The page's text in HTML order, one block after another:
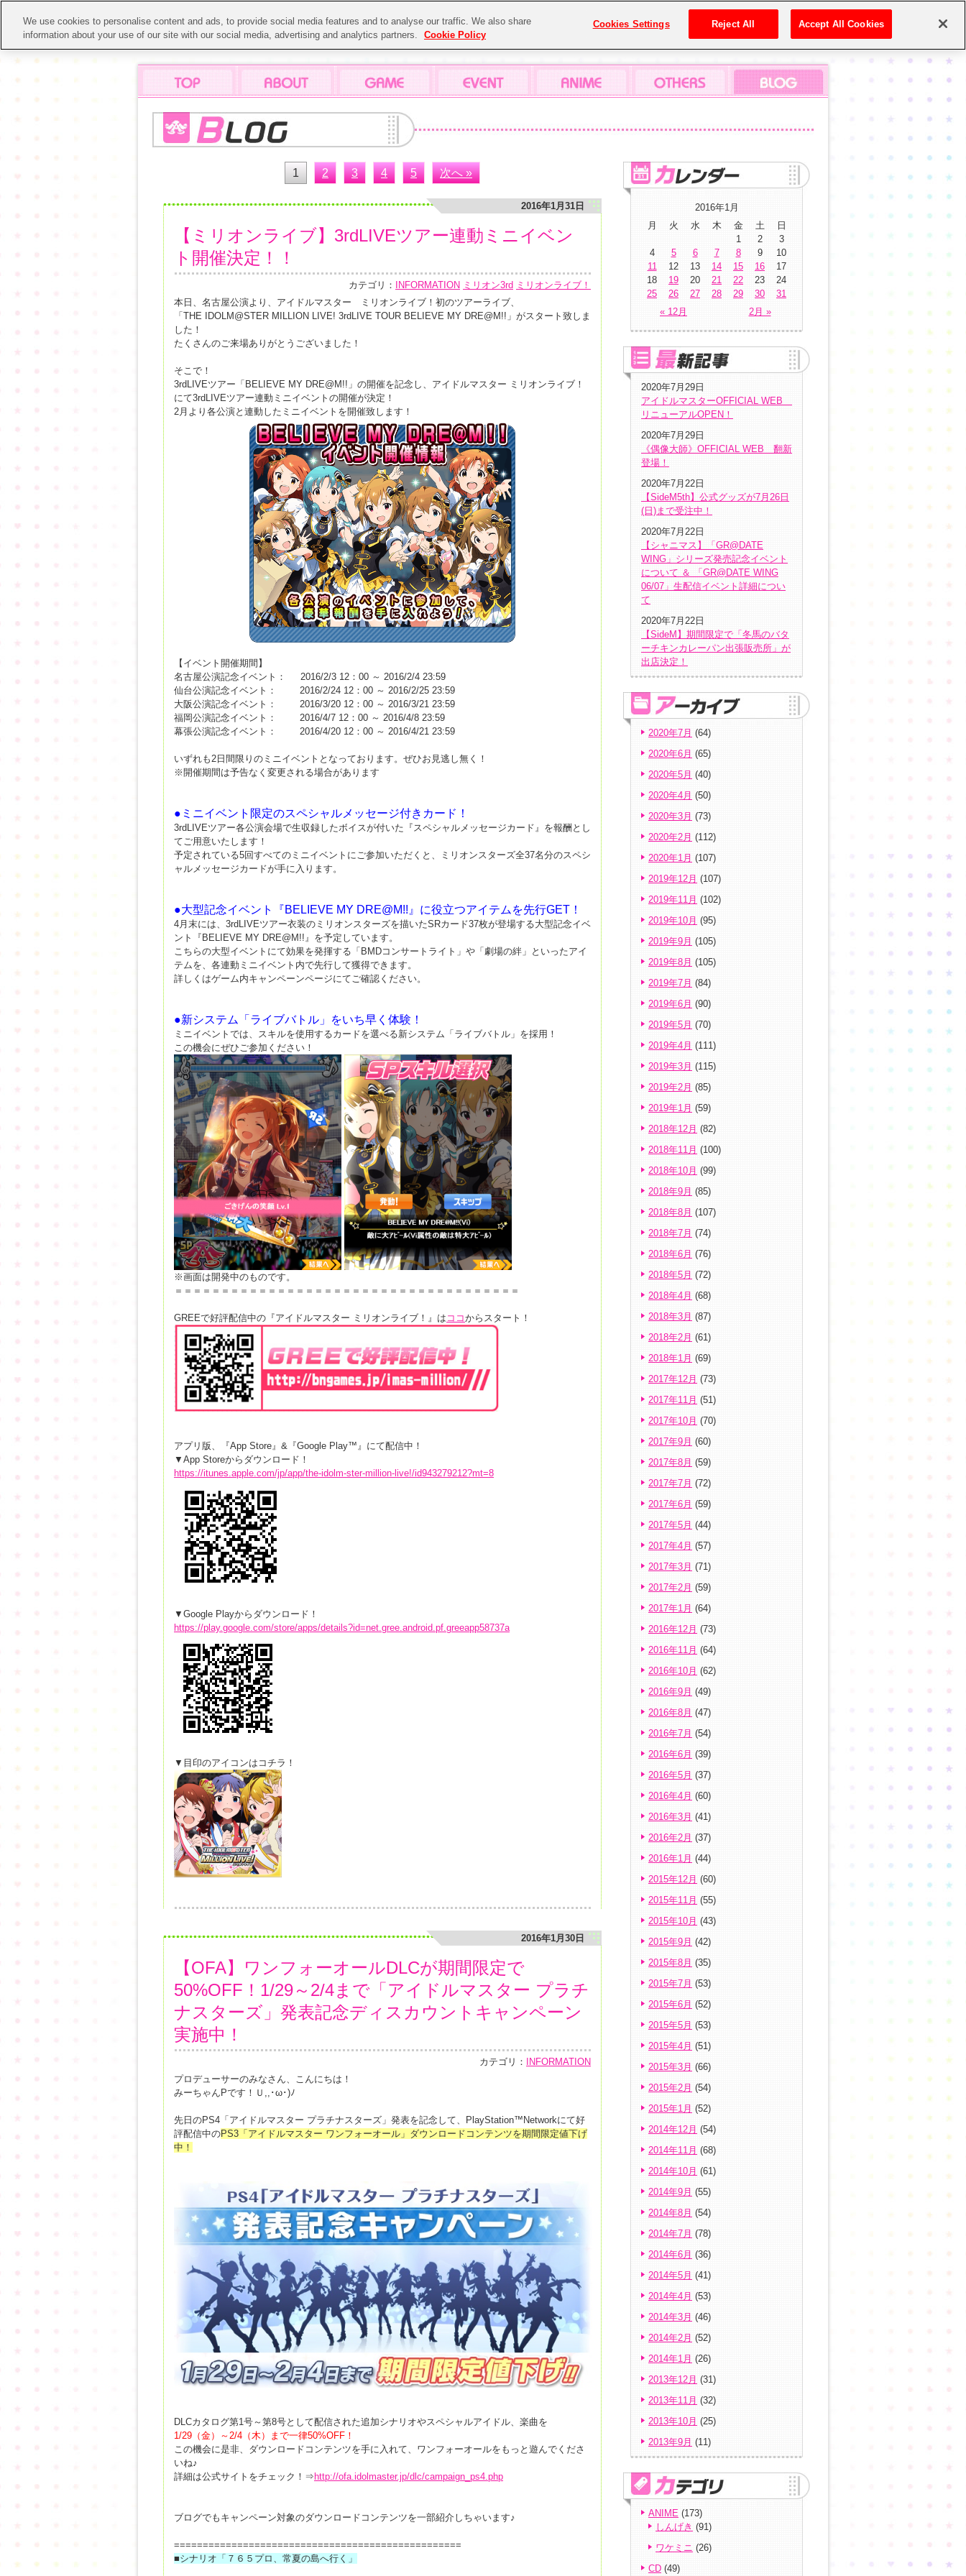
1 2 3 4 5 次へ »
2016年1月31日
【ミリオンライブ】3rdLIVEツアー連動ミニイベン
ト開催決定！！
カテゴリ： INFORMATION ミリオン3rd ミリオンライブ！
本日、名古屋公演より、アイドルマスター ミリオンライブ！初のツアーライブ、
「THE IDOLM@STER MILLION LIVE! 3rdLIVE TOUR BELIEVE MY DRE@M!!」がスタート致しま
した！
たくさんのご来場ありがとうございました！
そこで！
3rdLIVEツアー「BELIEVE MY DRE@M!!」の開催を記念し、アイドルマスター ミリオンライブ！
にて3rdLIVEツアー連動ミニイベントの開催が決定！
2月より各公演と連動したミニイベントを開催致します！
【イベント開催期間】
名古屋公演記念イベント： 2016/2/3 12：00 ～ 2016/2/4 23:59
仙台公演記念イベント： 2016/2/24 12：00 ～ 2016/2/25 23:59
大阪公演記念イベント： 2016/3/20 12：00 ～ 2016/3/21 23:59
福岡公演記念イベント： 2016/4/7 12：00 ～ 2016/4/8 23:59
幕張公演記念イベント： 2016/4/20 12：00 ～ 2016/4/21 23:59
いずれも2日間限りのミニイベントとなっております。ぜひお見逃し無く！
※開催期間は予告なく変更される場合があります
●ミニイベント限定のスペシャルメッセージ付きカード！
3rdLIVEツアー各公演会場で生収録したボイスが付いた『スペシャルメッセージカード』を報酬とし
てご用意いたします！
予定されている5回すべてのミニイベントにご参加いただくと、ミリオンスターズ全37名分のスペシ
ャルメッセージカードが手に入ります。
●大型記念イベント『BELIEVE MY DRE@M!!』に役立つアイテムを先行GET！
4月末には、3rdLIVEツアー衣装のミリオンスターズを描いたSRカード37枚が登場する大型記念イベ
ント『BELIEVE MY DRE@M!!』を予定しています。
こちらの大型イベントにて効果を発揮する「BMDコンサートライト」や「劇場の絆」といったアイ
テムを、各連動ミニイベント内で先行して獲得できます。
詳しくはゲーム内キャンペーンページにてご確認ください。
●新システム「ライブバトル」をいち早く体験！
ミニイベントでは、スキルを使用するカードを選べる新システム「ライブバトル」を採用！
この機会にぜひご参加ください！
※画面は開発中のものです。
＝＝＝＝＝＝＝＝＝＝＝＝＝＝＝＝＝＝＝＝＝＝＝＝＝＝＝＝＝＝＝＝＝＝＝＝＝
GREEで好評配信中の『アイドルマスター ミリオンライブ！』は ココからスタート！
アプリ版、『App Store』&『Google Play™』にて配信中！
▼App Storeからダウンロード！
https://itunes.apple.com/jp/app/the-idolm-ster-million-live!/id943279212?mt=8
▼Google Playからダウンロード！
https://play.google.com/store/apps/details?id=net.gree.android.pf.greeapp58737a
▼目印のアイコンはコチラ！
2016年1月30日
【OFA】ワンフォーオールDLCが期間限定で
50%OFF！1/29～2/4まで「アイドルマスター プラチ
ナスターズ」発表記念ディスカウントキャンペーン
実施中！
カテゴリ：
INFORMATION
プロデューサーのみなさん、こんにちは！
みーちゃんPです！Ｕ,,･ω･)ﾉ
先日のPS4「アイドルマスター プラチナスターズ」発表を記念して、PlayStation™Networkにて好
評配信中のPS3「アイドルマスター ワンフォーオール」ダウンロードコンテンツを期間限定値下げ
中！
DLCカタログ第1号～第8号として配信された追加シナリオやスペシャルアイドル、楽曲を
1/29（金）～2/4（木）まで一律50%OFF！
この機会に是非、ダウンロードコンテンツを手に入れて、ワンフォーオールをもっと遊んでくださ
いね♪
詳細は公式サイトをチェック！⇒ http://ofa.idolmaster.jp/dlc/campaign_ps4.php
ブログでもキャンペーン対象のダウンロードコンテンツを一部紹介しちゃいます♪
==================================================
■シナリオ「７６５プロ、常夏の島へ行く」
2016年1月
月
火 水 木 金 土 日
« 12月 2月 »
1 2
3
4
5 6 7 8 9
10
11
12 13 14 15 16
17
18
19 20 21 22 23
24
25
26 27 28 29 30 31
2020年7月29日
アイドルマスターOFFICIAL WEB
リニューアルOPEN！
2020年7月29日
《偶像大師》OFFICIAL WEB 翻新
登場！
2020年7月22日
【SideM5th】公式グッズが7月26日
(日)まで受注中！
2020年7月22日
【シャニマス】「GR@DATE
WING」シリーズ発売記念イベント
について ＆ 「GR@DATE WING
06/07」生配信イベント詳細につい
て
2020年7月22日
【SideM】期間限定で「冬馬のバタ
ーチキンカレーパン出張販売所」が
出店決定！
2020年7月 (64)
2020年6月 (65)
2020年5月 (40)
2020年4月 (50)
2020年3月 (73)
2020年2月 (112)
2020年1月 (107)
2019年12月 (107)
2019年11月 (102)
2019年10月 (95)
2019年9月 (105)
2019年8月 (105)
2019年7月 (84)
2019年6月 (90)
2019年5月 (70)
2019年4月 (111)
2019年3月 (115)
2019年2月 (85)
2019年1月 (59)
2018年12月 (82)
2018年11月 (100)
2018年10月 (99)
2018年9月 (85)
2018年8月 (107)
2018年7月 (74)
2018年6月 (76)
2018年5月 (72)
2018年4月 (68)
2018年3月 (87)
2018年2月 (61)
2018年1月 (69)
2017年12月 (73)
2017年11月 (51)
2017年10月 (70)
2017年9月 (60)
2017年8月 (59)
2017年7月 (72)
2017年6月 (59)
2017年5月 (44)
2017年4月 (57)
2017年3月 (71)
2017年2月 (59)
2017年1月 (64)
2016年12月 (73)
2016年11月 (64)
2016年10月 (62)
2016年9月 (49)
2016年8月 (47)
2016年7月 (54)
2016年6月 (39)
2016年5月 (37)
2016年4月 (60)
2016年3月 (41)
2016年2月 (37)
2016年1月 (44)
2015年12月 (60)
2015年11月 (55)
2015年10月 (43)
2015年9月 (42)
2015年8月 (35)
2015年7月 (53)
2015年6月 (52)
2015年5月 (53)
2015年4月 (51)
2015年3月 (66)
2015年2月 (54)
2015年1月 (52)
2014年12月 (54)
2014年11月 (68)
2014年10月 (61)
2014年9月 (55)
2014年8月 (54)
2014年7月 (78)
2014年6月 (36)
2014年5月 (41)
2014年4月 (53)
2014年3月 (46)
2014年2月 (52)
2014年1月 (26)
2013年12月 (31)
2013年11月 (32)
2013年10月 (25)
2013年9月 (11)
ANIME (173)
しんげき (91)
ワケミニ (26)
CD (49)
We use cookies to personalise content and ads, to provide social media features and to analyse our traffic. We also share
information about your use of our site with our social media, advertising and analytics partners.
Cookie Policy
Cookies Settings Reject All Accept All Cookies